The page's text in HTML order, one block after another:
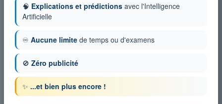
🧠 Explications et prédictions avec l'Intelligence
Artificielle
♾️ Aucune limite de temps ou d'examens
🚫 Zéro publicité
✨ ...et bien plus encore !